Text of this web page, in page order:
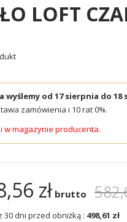
LOFT
wyślemy od 17 sierpnia do
zamówienia i 10 rat 0%.
w magazynie producenta.
zł brutto
30 dni przed obniżką : 498,61 zł